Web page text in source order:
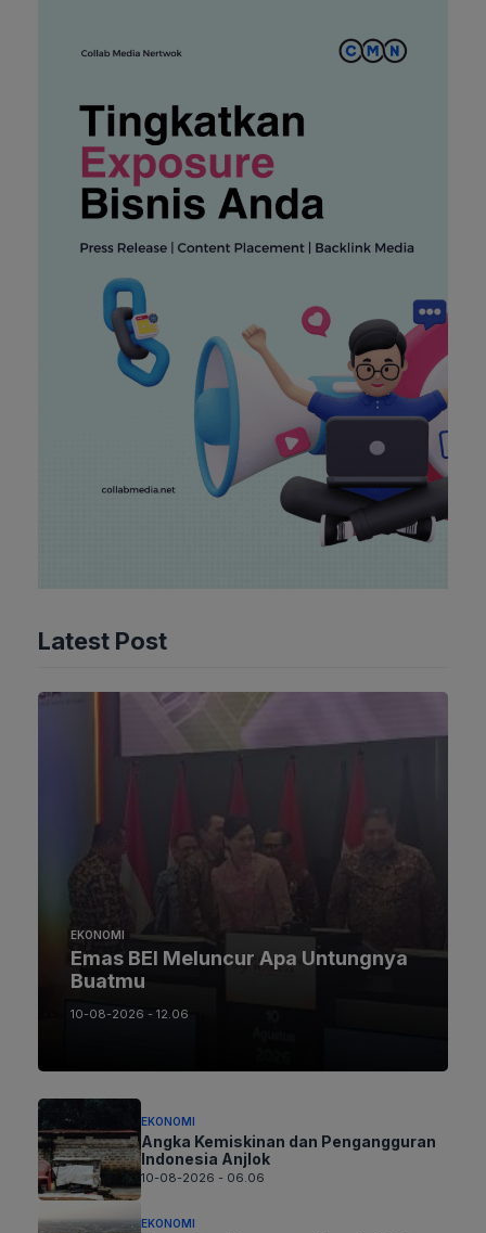
Latest Post
EKONOMI
Emas BEI Meluncur Apa Untungnya
Buatmu
10-08-2026 - 12.06
EKONOMI
Angka Kemiskinan dan Pengangguran
Indonesia Anjlok
10-08-2026 - 06.06
EKONOMI